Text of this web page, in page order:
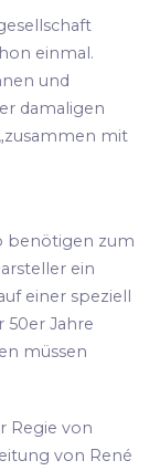
einmal.
und
damaligen
mit
benötigen zum
ein
einer speziell
50er Jahre
müssen
Regie von
von René